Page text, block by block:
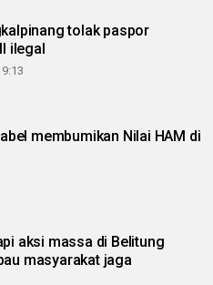
tolak paspor
ilegal
membumikan Nilai HAM di
aksi massa di Belitung
masyarakat jaga